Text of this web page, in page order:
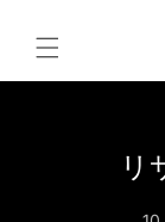
進む
リ